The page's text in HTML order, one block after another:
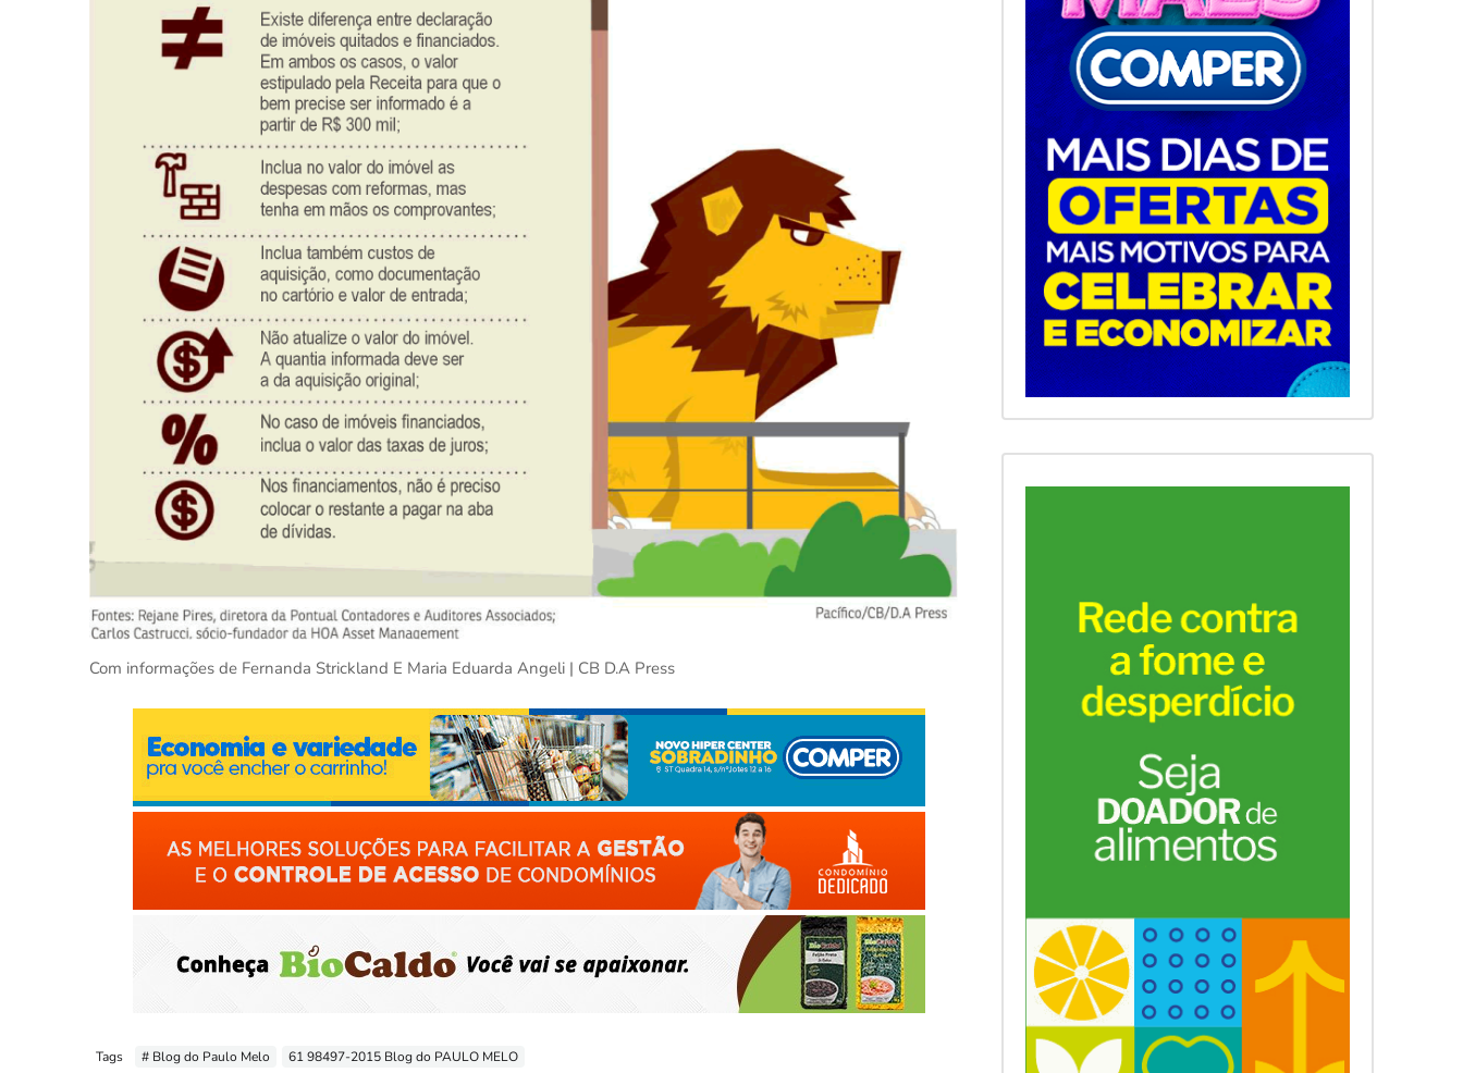
Com informações de Fernanda Strickland E Maria Eduarda Angeli | CB D.A Press
Tags # Blog do Paulo Melo 61 98497-2015 Blog do PAULO MELO